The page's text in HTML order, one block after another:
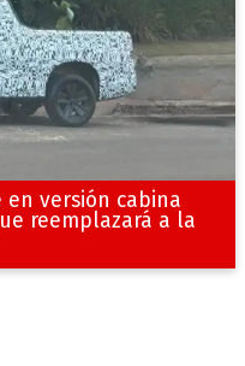
en versión cabina
reemplazará a la